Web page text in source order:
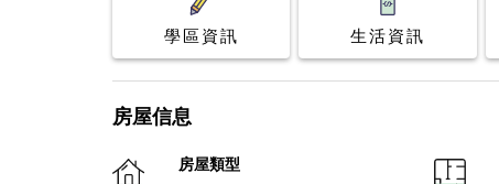
學區資訊 生活資訊
房屋信息
房屋類型